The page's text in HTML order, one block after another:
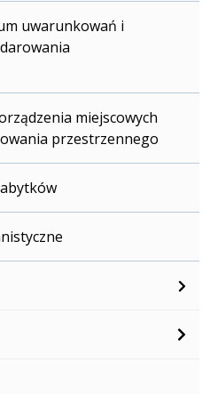
uwarunkowań i
miejscowych
przestrzennego